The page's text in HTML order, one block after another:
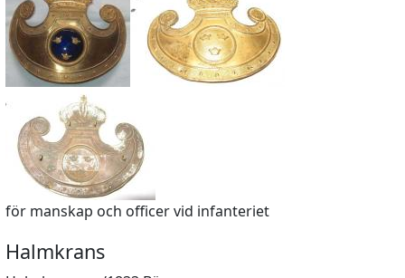
för manskap och officer vid infanteriet
Halmkrans